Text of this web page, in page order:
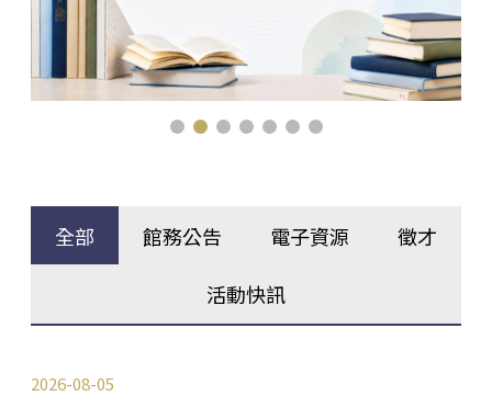
全部 館務公告 電子資源 徵才
活動快訊
2026-08-05